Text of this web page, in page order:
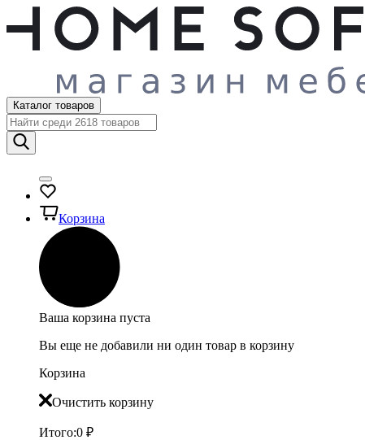
Каталог товаров
Корзина
Ваша корзина пуста
Вы еще не добавили ни один товар в корзину
Корзина
Очистить корзину
Итого:0 ₽